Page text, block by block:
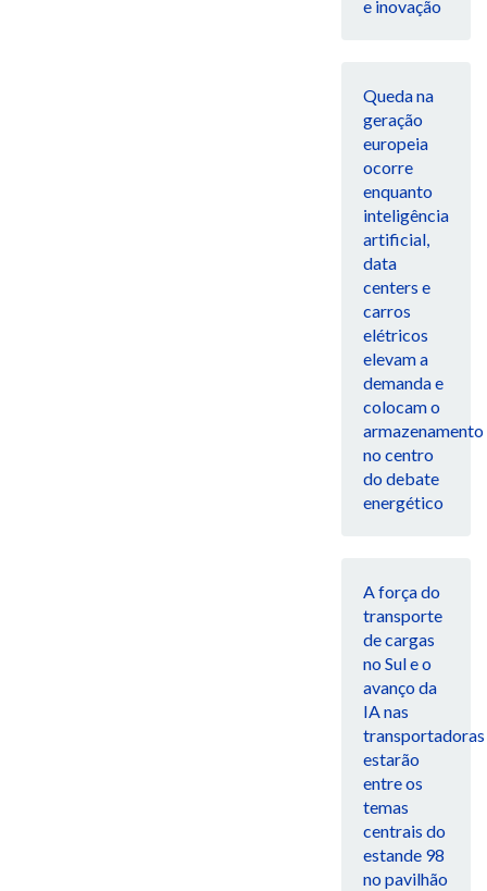
e inovação
Queda na
geração
europeia
ocorre
enquanto
inteligência
artificial,
data
centers e
carros
elétricos
elevam a
demanda e
colocam o
armazenamento
no centro
do debate
energético
A força do
transporte
de cargas
no Sul e o
avanço da
IA nas
transportadoras
estarão
entre os
temas
centrais do
estande 98
no pavilhão